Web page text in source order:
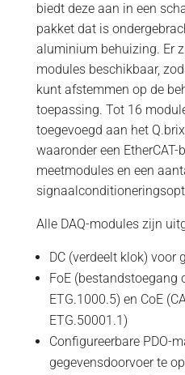
biedt deze aan in een
pakket dat is
aluminium behuizing. Er
modules beschikbaar,
kunt afstemmen op de
toepassing. Tot 16
toegevoegd aan het
waaronder een
meetmodules en een
Alle DAQ-modules zijn
DC (verdeelt klok) voor
FoE (bestandstoegang
ETG.1000.5) en CoE
ETG.50001.1)
Configureerbare PDO-
gegevensdoorvoer te